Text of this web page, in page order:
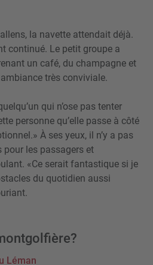
la navette attendait déjà.
continué. Le petit groupe a
un café, du champagne et
très conviviale.
qui n’ose pas tenter
personne qu’elle passe à côté
À ses yeux, il n’y a pas
les passagers et
«Ce serait fantastique si je
du quotidien aussi
Léman